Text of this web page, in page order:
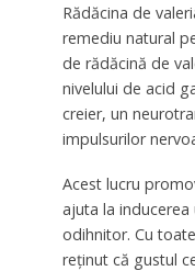
Rădăcina de
remediu natural
de rădăcină de
nivelului de acid
creier, un
impulsurilor
Acest lucru
ajuta la
odihnitor. Cu
reținut că gustul